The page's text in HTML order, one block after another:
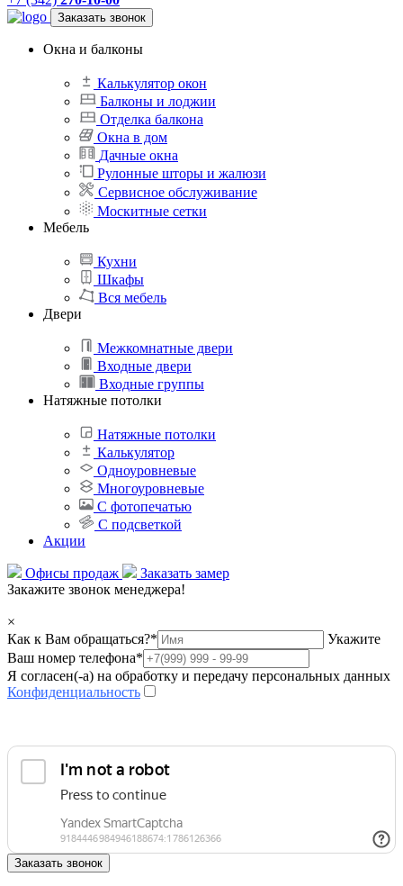
Заказать звонок
Окна и балконы
Калькулятор окон
Балконы и лоджии
Отделка балкона
Окна в дом
Дачные окна
Рулонные шторы и жалюзи
Сервисное обслуживание
Москитные сетки
Мебель
Кухни
Шкафы
Вся мебель
Двери
Межкомнатные двери
Входные двери
Входные группы
Натяжные потолки
Натяжные потолки
Калькулятор
Одноуровневые
Многоуровневые
С фотопечатью
С подсветкой
Акции
Офисы продаж
Заказать замер
Закажите звонок менеджера!
×
Как к Вам обращаться?*
Укажите
Ваш номер телефона*
Я согласен(-а) на обработку и передачу персональных данных
Конфиденциальность